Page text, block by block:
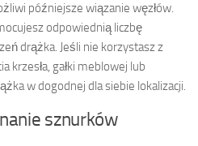
późniejsze wiązanie węzłów.
odpowiednią liczbę
drążka. Jeśli nie korzystasz z
krzesła, gałki meblowej lub
w dogodnej dla siebie lokalizacji.
sznurków